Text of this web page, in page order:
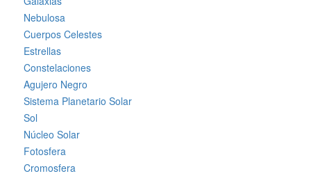
Nebulosa
Cuerpos Celestes
Estrellas
Constelaciones
Agujero Negro
Sistema Planetario Solar
Sol
Núcleo Solar
Fotosfera
Cromosfera